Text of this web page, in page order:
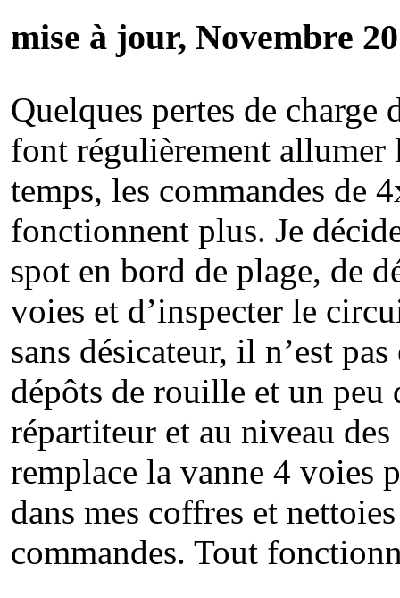
mise à jour, Novembre
Quelques pertes de charge
font régulièrement allumer
temps, les commandes de
fonctionnent plus. Je
spot en bord de plage, de
voies et d’inspecter le
sans désicateur, il n’est
dépôts de rouille et un peu
répartiteur et au niveau
remplace la vanne 4 voies
dans mes coffres et
commandes. Tout